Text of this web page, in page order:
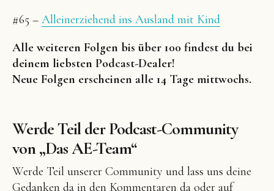
#65 – Alleinerziehend ins Ausland mit Kind
Alle weiteren Folgen bis über 100 findest du bei
deinem liebsten Podcast-Dealer!
Neue Folgen erscheinen alle 14 Tage mittwochs.
Werde Teil der Podcast-Community
von „Das AE-Team“
Werde Teil unserer Community und lass uns deine
Gedanken da in den Kommentaren da oder auf